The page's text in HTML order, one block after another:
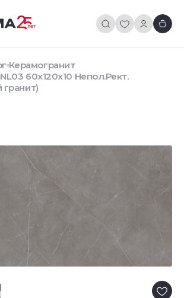
Керамогранит
60x120x10 Непол.Рект.
гранит)